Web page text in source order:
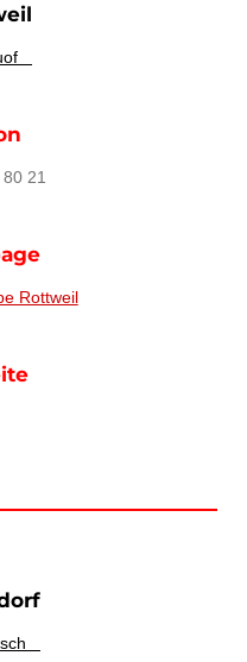
21
Rottweil